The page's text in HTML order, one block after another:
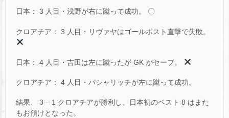
日本： 3 人目・浅野が右に蹴って成功。 〇
クロアチア： 3 人目・リヴァヤはゴールポスト直撃で失敗。
日本： 4 人目・吉田は左に蹴ったが GK がセーブ。
クロアチア： 4 人目・パシャリッチが左に蹴って成功。
結果、 3 – 1 クロアチアが勝利し、日本初のベスト 8 はまた
もお預けとなった。